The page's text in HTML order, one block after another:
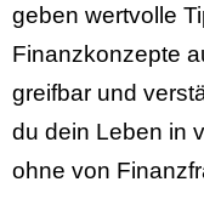
geben wertvolle
Finanzkonzepte
greifbar und
du dein Leben in
ohne von